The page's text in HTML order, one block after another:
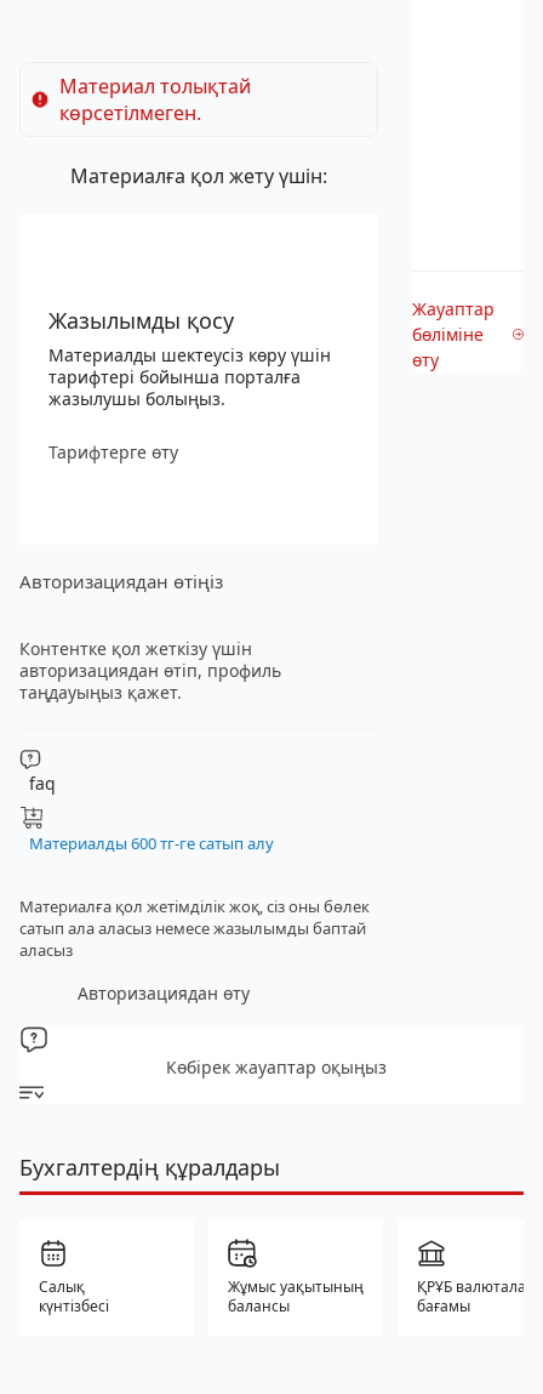
Материал толықтай
көрсетілмеген.
Материалға қол жету үшін:
Жазылымды қосу
Материалды шектеусіз көру үшін
тарифтері бойынша порталға
жазылушы болыңыз.
Тарифтерге өту
Авторизациядан өтіңіз
Контентке қол жеткізу үшін
авторизациядан өтіп, профиль
таңдауыңыз қажет.
faq
Материалды 600 тг-ге сатып алу
Материалға қол жетімділік жоқ, сіз оны бөлек
сатып ала аласыз немесе жазылымды баптай
аласыз
Авторизациядан өту
Жауаптар
бөліміне
өту
Көбірек жауаптар оқыңыз
Бухгалтердің құралдары
Салық
күнтізбесі
Жұмыс уақытының
балансы
ҚРҰБ валюталар
бағамы